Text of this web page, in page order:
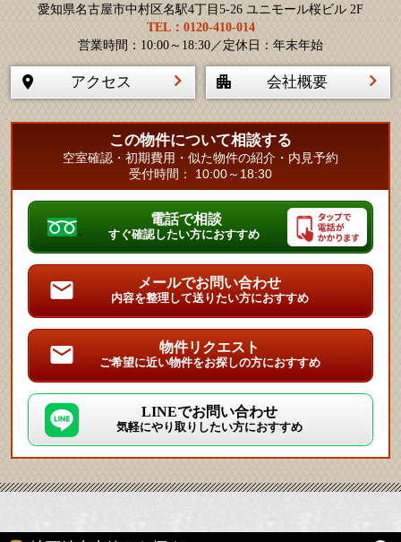
愛知県名古屋市中村区名駅4丁目5-26 ユニモール桜ビル 2F
TEL：0120-410-014
営業時間：10:00～18:30／定休日：年末年始
アクセス 会社概要
この物件について相談する
空室確認・初期費用・似た物件の紹介・内見予約
受付時間： 10:00～18:30
電話で相談
すぐ確認したい方におすすめ
メールでお問い合わせ
内容を整理して送りたい方におすすめ
物件リクエスト
ご希望に近い物件をお探しの方におすすめ
LINEでお問い合わせ
気軽にやり取りしたい方におすすめ